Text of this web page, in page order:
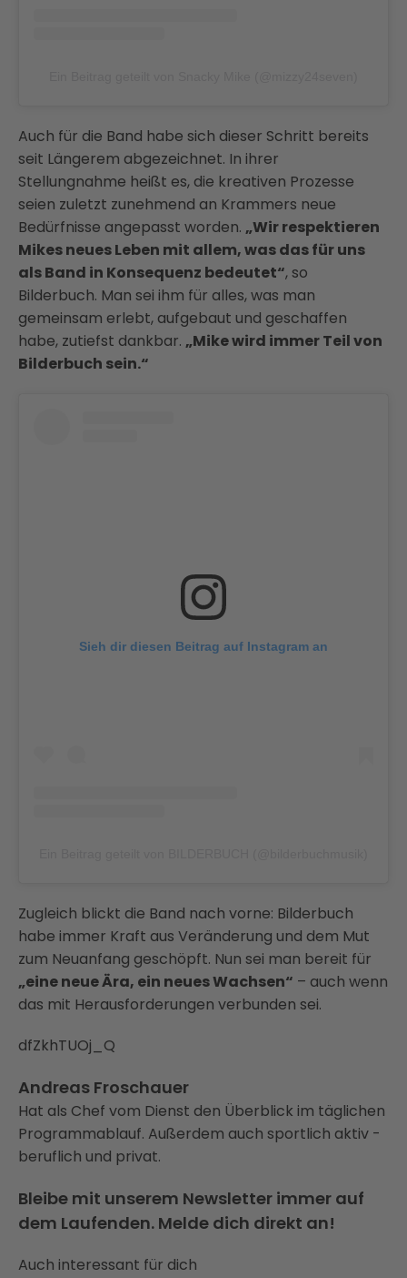
Auch für die Band habe sich dieser Schritt bereits
seit Längerem abgezeichnet. In ihrer
Stellungnahme heißt es, die kreativen Prozesse
seien zuletzt zunehmend an Krammers neue
Bedürfnisse angepasst worden. „Wir respektieren
Mikes neues Leben mit allem, was das für uns
als Band in Konsequenz bedeutet“, so
Bilderbuch. Man sei ihm für alles, was man
gemeinsam erlebt, aufgebaut und geschaffen
habe, zutiefst dankbar. „Mike wird immer Teil von
Bilderbuch sein.“
Sieh dir diesen Beitrag auf Instagram an
Zugleich blickt die Band nach vorne: Bilderbuch
habe immer Kraft aus Veränderung und dem Mut
zum Neuanfang geschöpft. Nun sei man bereit für
„eine neue Ära, ein neues Wachsen“ – auch wenn
das mit Herausforderungen verbunden sei.
dfZkhTUOj_Q
Andreas Froschauer
Hat als Chef vom Dienst den Überblick im täglichen
Programmablauf. Außerdem auch sportlich aktiv -
beruflich und privat.
Bleibe mit unserem Newsletter immer auf
dem Laufenden. Melde dich direkt an!
Auch interessant für dich